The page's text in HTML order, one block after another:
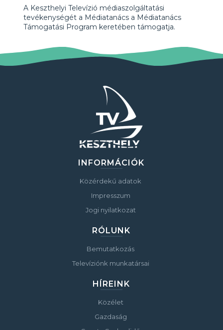
A Keszthelyi Televízió médiaszolgáltatási
tevékenységét a Médiatanács a Médiatanács
Támogatási Program keretében támogatja.
INFORMÁCIÓK
Közérdekű adatok
Impresszum
Jogi nyilatkozat
RÓLUNK
Bemutatkozás
Televíziónk munkatársai
HÍREINK
Közélet
Gazdaság